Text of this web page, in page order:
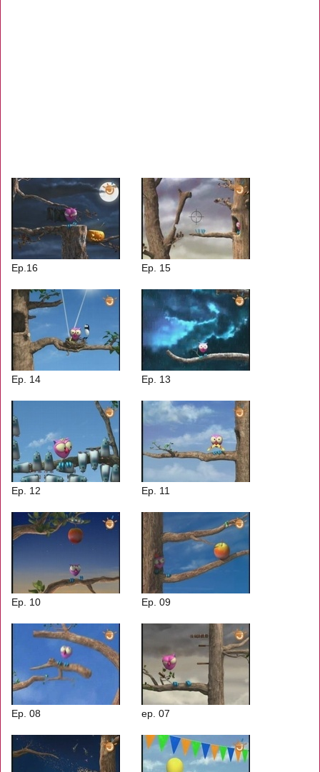
Ep.16 Ep. 15
Ep. 14 Ep. 13
Ep. 12 Ep. 11
Ep. 10 Ep. 09
Ep. 08 ep. 07